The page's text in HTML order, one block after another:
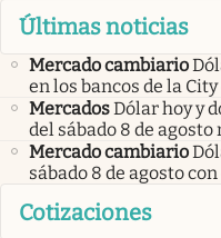
Últimas noticias
Mercado cambiario
en los bancos de la
MercadosDólar hoy y
del sábado 8 de
Mercado cambiario
sábado 8 de agosto con
Cotizaciones